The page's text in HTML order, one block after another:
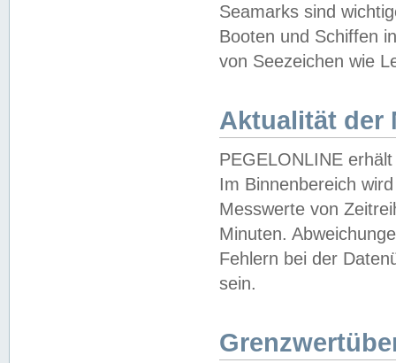
Seamarks sind
Booten und Schiffen
von Seezeichen wie
Aktualität der
PEGELONLINE
Im Binnenbereich
Messwerte von
Minuten.
Fehlern bei der
sein.